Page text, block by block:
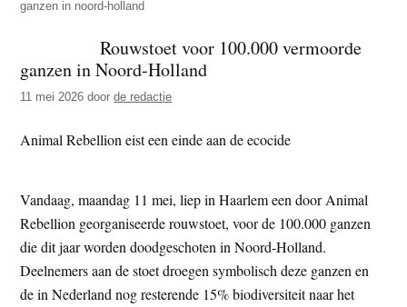
d
z
e
i
e
n
n
d
z
s
i
t
e
ganzen in noord-holland
Rouwstoet voor 100.000 vermoorde
ganzen in Noord-Holland
11 mei 2026 doorde redactie
Animal Rebellion eist een einde aan de ecocide
Vandaag, maandag 11 mei, liep in Haarlem een door Animal
Rebellion georganiseerde rouwstoet, voor de 100.000 ganzen
die dit jaar worden doodgeschoten in Noord-Holland.
Deelnemers aan de stoet droegen symbolisch deze ganzen en
de in Nederland nog resterende 15% biodiversiteit naar het